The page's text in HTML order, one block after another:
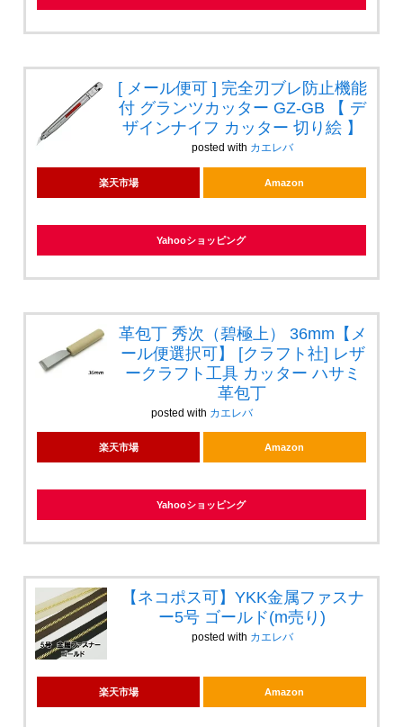
[ メール便可 ] 完全刃ブレ防止機能
付 グランツカッター GZ-GB 【 デ
ザインナイフ カッター 切り絵 】
posted with カエレバ
楽天市場 Amazon
Yahooショッピング
革包丁 秀次（碧極上） 36mm【メ
ール便選択可】 [クラフト社] レザ
ークラフト工具 カッター ハサミ
革包丁
posted with カエレバ
楽天市場 Amazon
Yahooショッピング
【ネコポス可】YKK金属ファスナ
ー5号 ゴールド(m売り)
posted with カエレバ
楽天市場 Amazon